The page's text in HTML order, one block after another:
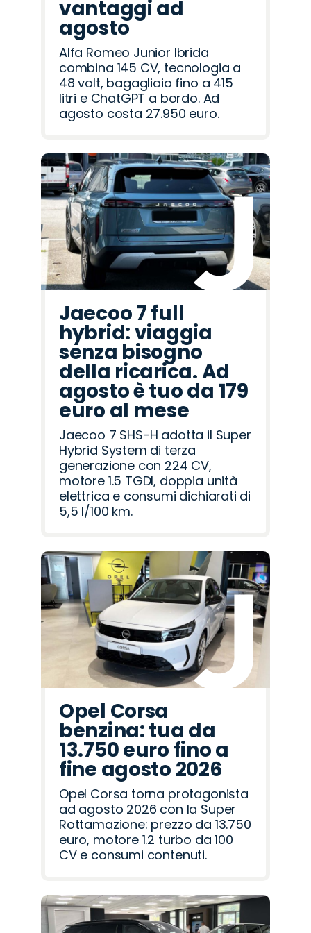
vantaggi ad
agosto
Alfa Romeo Junior Ibrida
combina 145 CV, tecnologia a
48 volt, bagagliaio fino a 415
litri e ChatGPT a bordo. Ad
agosto costa 27.950 euro.
Jaecoo 7 full
hybrid: viaggia
senza bisogno
della ricarica. Ad
agosto è tuo da 179
euro al mese
Jaecoo 7 SHS-H adotta il Super
Hybrid System di terza
generazione con 224 CV,
motore 1.5 TGDI, doppia unità
elettrica e consumi dichiarati di
5,5 l/100 km.
Opel Corsa
benzina: tua da
13.750 euro fino a
fine agosto 2026
Opel Corsa torna protagonista
ad agosto 2026 con la Super
Rottamazione: prezzo da 13.750
euro, motore 1.2 turbo da 100
CV e consumi contenuti.